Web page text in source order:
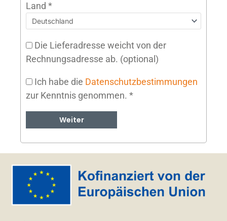
Land *
Die Lieferadresse weicht von der
Rechnungsadresse ab. (optional)
Ich habe die Datenschutzbestimmungen
zur Kenntnis genommen. *
Weiter